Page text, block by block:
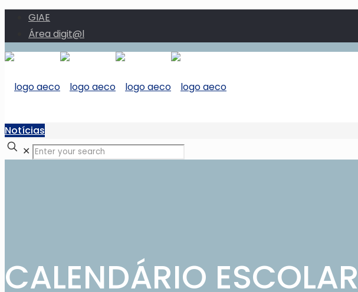
GIAE
Área digit@l
Notícias
✕
CALENDÁRIO ESCOLAR